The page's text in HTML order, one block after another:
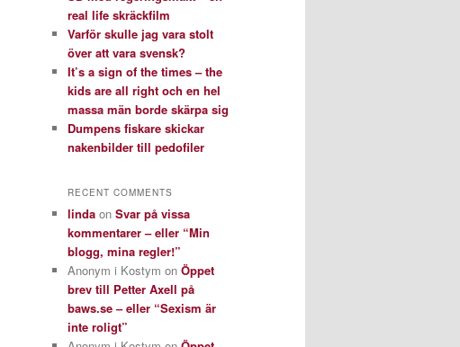
real life skräckfilm
Varför skulle jag vara stolt
över att vara svensk?
It’s a sign of the times – the
kids are all right och en hel
massa män borde skärpa sig
Dumpens fiskare skickar
nakenbilder till pedofiler
RECENT COMMENTS
linda on Svar på vissa
kommentarer – eller “Min
blogg, mina regler!”
Anonym i Kostym on Öppet
brev till Petter Axell på
baws.se – eller “Sexism är
inte roligt”